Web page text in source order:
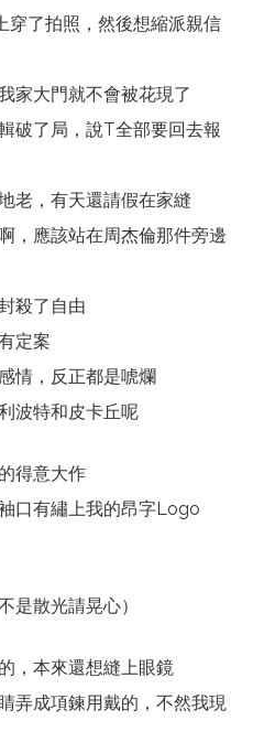
穿了拍照，然後想縮派親信
家大門就不會被花現了
破了局，說T全部要回去報
老，有天還請假在家縫
，應該站在周杰倫那件旁邊
殺了自由
定案
情，反正都是唬爛
波特和皮卡丘呢
得意大作
口有繡上我的昂字Logo
是散光請晃心）
，本來還想縫上眼鏡
弄成項鍊用戴的，不然我現